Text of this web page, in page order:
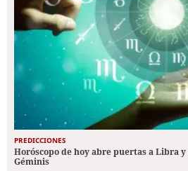
PREDICCIONES
Horóscopo de hoy abre puertas a Libra
Géminis